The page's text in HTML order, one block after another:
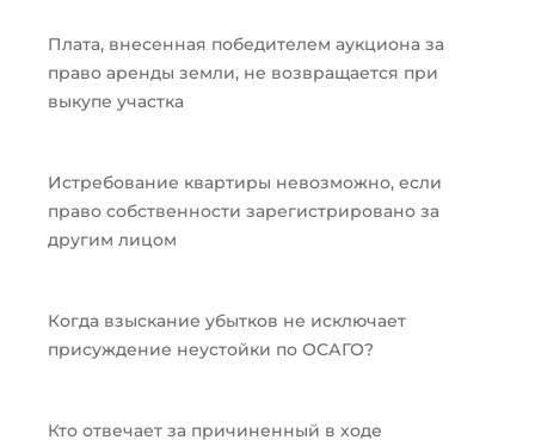
Плата, внесенная победителем аукциона за
право аренды земли, не возвращается при
выкупе участка
Истребование квартиры невозможно, если
право собственности зарегистрировано за
другим лицом
Когда взыскание убытков не исключает
присуждение неустойки по ОСАГО?
Кто отвечает за причиненный в ходе